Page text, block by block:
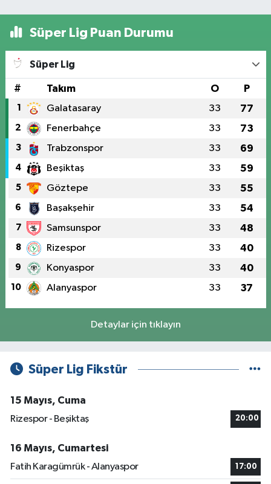
Süper Lig Puan Durumu
Süper Lig
# Takım O P
1 Galatasaray 33 77
2 Fenerbahçe 33 73
3 Trabzonspor 33 69
4 Beşiktaş 33 59
5 Göztepe 33 55
6 Başakşehir 33 54
7 Samsunspor 33 48
8 Rizespor 33 40
9 Konyaspor 33 40
10 Alanyaspor 33 37
Detaylar için tıklayın
Süper Lig Fikstür
15 Mayıs, Cuma
Rizespor - Beşiktaş
20:00
16 Mayıs, Cumartesi
Fatih Karagümrük - Alanyaspor
17:00